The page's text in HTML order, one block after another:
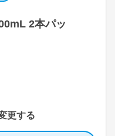
2本パッ
更する